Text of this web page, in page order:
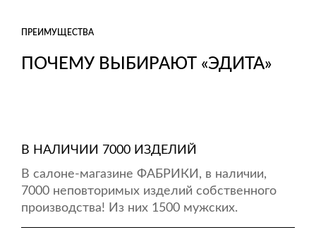
ПОЧЕМУ ВЫБИРАЮТ «ЭДИТА»
ПРЕИМУЩЕСТВА
В НАЛИЧИИ 7000 ИЗДЕЛИЙ
В салоне-магазине ФАБРИКИ, в наличии,
7000 неповторимых изделий собственного
производства! Из них 1500 мужских.